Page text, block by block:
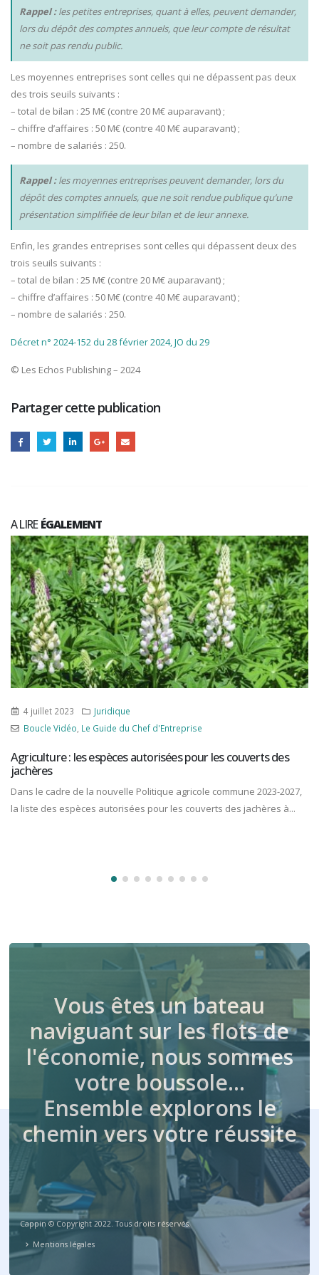
Rappel :les petites entreprises, quant à elles, peuvent demander,
lors du dépôt des comptes annuels, que leur compte de résultat
ne soit pas rendu public.
Les moyennes entreprises sont celles qui ne dépassent pas deux
des trois seuils suivants :
– total de bilan : 25 M€ (contre 20 M€ auparavant) ;
– chiffre d’affaires : 50 M€ (contre 40 M€ auparavant) ;
– nombre de salariés : 250.
Rappel :les moyennes entreprises peuvent demander, lors du
dépôt des comptes annuels, que ne soit rendue publique qu’une
présentation simplifiée de leur bilan et de leur annexe.
Enfin, les grandes entreprises sont celles qui dépassent deux des
trois seuils suivants :
– total de bilan : 25 M€ (contre 20 M€ auparavant) ;
– chiffre d’affaires : 50 M€ (contre 40 M€ auparavant) ;
– nombre de salariés : 250.
Décret n° 2024-152 du 28 février 2024, JO du 29
© Les Echos Publishing – 2024
Partager cette publication
A LIREÉGALEMENT
4 juillet 2023
Juridique
Boucle Vidéo, Le Guide du Chef d'Entreprise
Agriculture : les espèces autorisées pour les couverts des
jachères
Dans le cadre de la nouvelle Politique agricole commune 2023-2027,
la liste des espèces autorisées pour les couverts des jachères à...
Vous êtes un bateau
naviguant sur les flots de
l'économie, nous sommes
votre boussole…
Ensemble explorons le
chemin vers votre réussite
Cappin © Copyright 2022. Tous droits réservés.
Mentions légales